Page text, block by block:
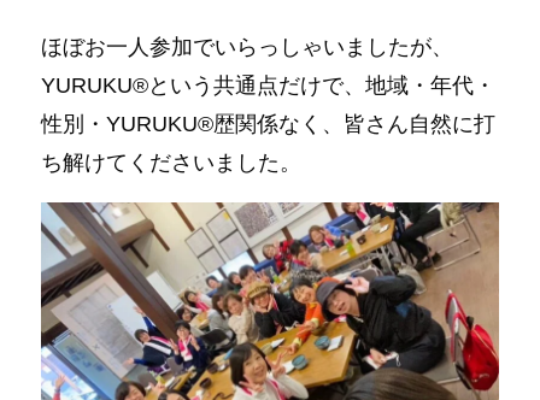
ほぼお一人参加でいらっしゃいましたが、
YURUKU®︎という共通点だけで、地域・年代・
性別・YURUKU®︎歴関係なく、皆さん自然に打
ち解けてくださいました。